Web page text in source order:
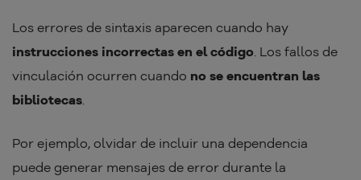
Los errores de sintaxis aparecen cuando hay
instrucciones incorrectas en el código. Los fallos de
vinculación ocurren cuando no se encuentran las
bibliotecas.
Por ejemplo, olvidar de incluir una dependencia
puede generar mensajes de error durante la